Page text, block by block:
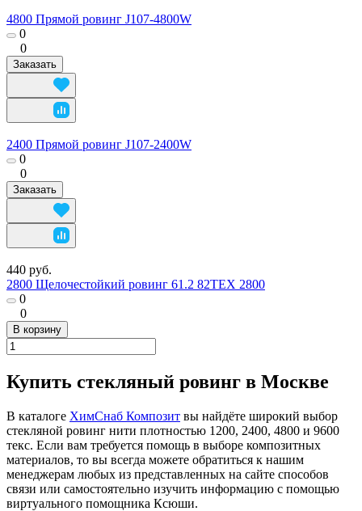
4800 Прямой ровинг J107-4800W
0
0
Заказать
2400 Прямой ровинг J107-2400W
0
0
Заказать
440 руб.
2800 Щелочестойкий ровинг 61.2 82TEX 2800
0
0
В корзину
Купить стекляный ровинг в Москве
В каталоге ХимСнаб Композит вы найдёте широкий выбор
стекляной ровинг нити плотностью 1200, 2400, 4800 и 9600
текс. Если вам требуется помощь в выборе композитных
материалов, то вы всегда можете обратиться к нашим
менеджерам любых из представленных на сайте способов
связи или самостоятельно изучить информацию с помощью
виртуального помощника Ксюши.